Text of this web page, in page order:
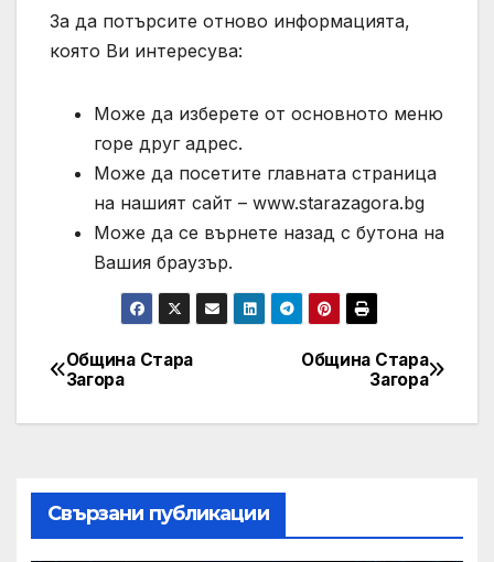
За да потърсите отново информацията,
която Ви интересува:
Може да изберете от основното меню
горе друг адрес.
Може да посетите главната страница
на нашият сайт – www.starazagora.bg
Може да се върнете назад с бутона на
Вашия браузър.
Post
navigation
Община Стара
Загора
Община Стара
Загора
Свързани публикации